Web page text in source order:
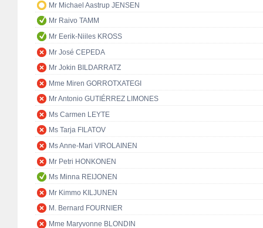
Mr Michael Aastrup JENSEN
Mr Raivo TAMM
Mr Eerik-Niiles KROSS
Mr José CEPEDA
Mr Jokin BILDARRATZ
Mme Miren GORROTXATEGI
Mr Antonio GUTIÉRREZ LIMONES
Ms Carmen LEYTE
Ms Tarja FILATOV
Ms Anne-Mari VIROLAINEN
Mr Petri HONKONEN
Ms Minna REIJONEN
Mr Kimmo KILJUNEN
M. Bernard FOURNIER
Mme Maryvonne BLONDIN